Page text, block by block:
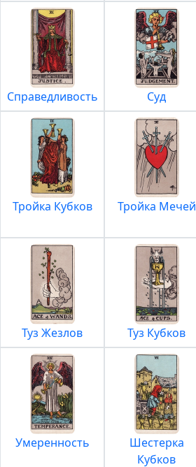
Справедливость Суд
Тройка Кубков Тройка Мечей
Туз Жезлов Туз Кубков
Умеренность
Шестерка
Кубков